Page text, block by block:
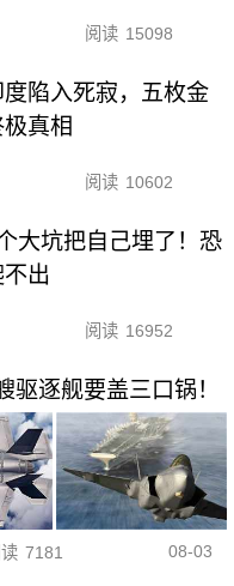
阅读 15098
陷入死寂，五枚金
真相
阅读 10602
大坑把自己埋了！恐
出
阅读 16952
驱逐舰要盖三口锅！
7181 08-03